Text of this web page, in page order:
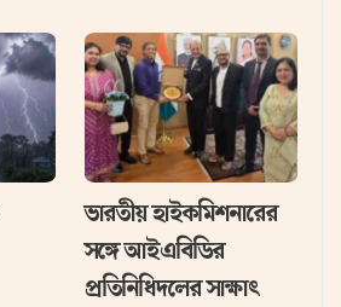
ভারতীয় হাইক‌মিশনা‌রের
স‌ঙ্গে আইএবিডির
প্রতি‌নি‌ধিদ‌লের সাক্ষাৎ